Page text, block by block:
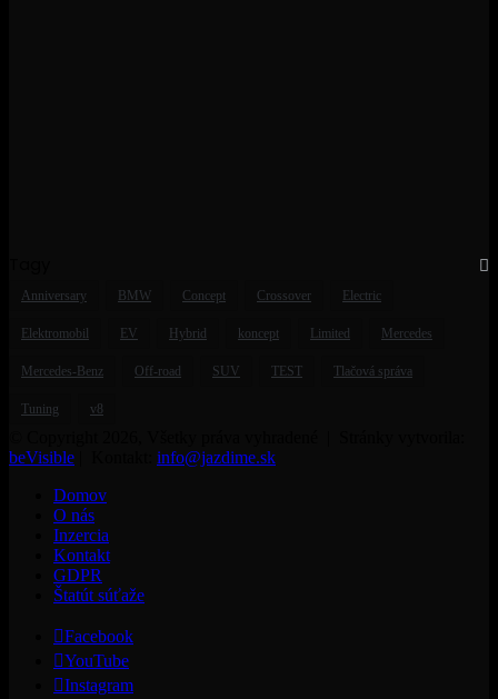
Anniversary BMW Concept Crossover Electric
Elektromobil EV Hybrid koncept Limited Mercedes
Mercedes-Benz Off-road SUV TEST Tlačová správa
Tuning v8
beVisible
info@jazdime.sk
Domov
O nás
Inzercia
Kontakt
GDPR
Štatút súťaže
Facebook
YouTube
Instagram